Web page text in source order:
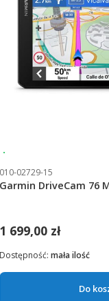
010-02729-15
Garmin DriveCam 76
1 699,00 zł
Do
Dostępność: mała ilość